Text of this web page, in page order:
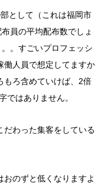
として（これは福岡市
員の平均配布数でしょ
。すごいプロフェッシ
働人員で想定してますか
もろ含めていけば、2倍
ではありません。
だわった集客をしている
のずと低くなりますよ